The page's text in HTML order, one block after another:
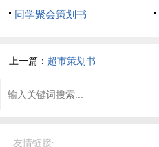
同学聚会策划书
上一篇： 超市策划书
友情链接: